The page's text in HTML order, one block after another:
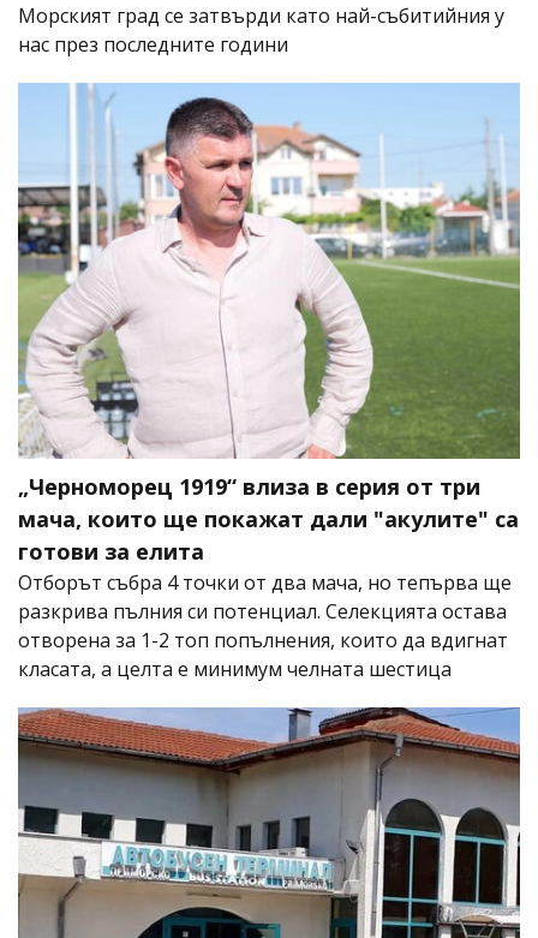
Морският град се затвърди като най-събитийния у
нас през последните години
„Черноморец 1919“ влиза в серия от три
мача, които ще покажат дали "акулите" са
готови за елита
Отборът събра 4 точки от два мача, но тепърва ще
разкрива пълния си потенциал. Селекцията остава
отворена за 1-2 топ попълнения, които да вдигнат
класата, а целта е минимум челната шестица